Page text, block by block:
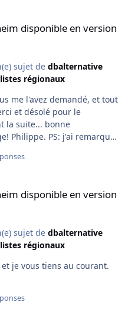
disponible en version
sujet de dbalternative
régionaux
me l'avez demandé, et tout
et désolé pour le
ainsi qu'un VAB...!
disponible en version
sujet de dbalternative
régionaux
je vous tiens au courant.